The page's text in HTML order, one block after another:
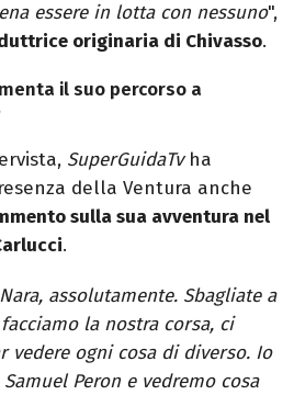
essere in lotta con nessuno",
originaria di Chivasso.
il suo percorso a
SuperGuidaTvha
della Ventura anche
sulla sua avventura nel
.
assolutamente. Sbagliate a
la nostra corsa, ci
vedere ogni cosa di diverso. Io
Peron e vedremo cosa